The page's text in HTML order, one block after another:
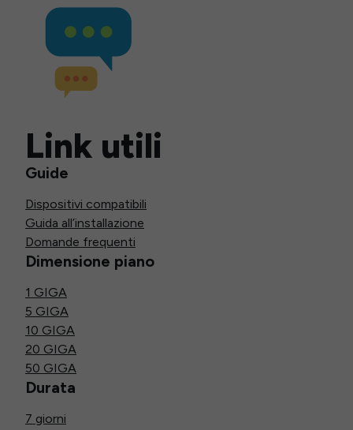
Link utili
Guide
Dispositivi compatibili
Guida all’installazione
Domande frequenti
Dimensione piano
1 GIGA
5 GIGA
10 GIGA
20 GIGA
50 GIGA
Durata
7 giorni